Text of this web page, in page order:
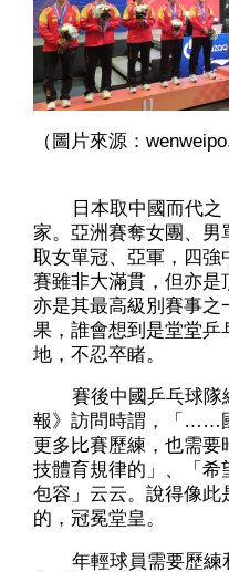
（圖片來源：
日本取中國而代之
家。亞洲賽奪女團、男
取女單冠、亞軍，四強
賽雖非大滿貫，但亦是
亦是其最高級別賽事之
果，誰會想到是堂堂乒
地，不忍卒睹。
賽後中國乒乓球隊
報》訪問時謂，「……
更多比賽歷練，也需
技體育規律的」、「希
包容」云云。說得像此
的，冠冕堂皇。
年輕球員需要歷練